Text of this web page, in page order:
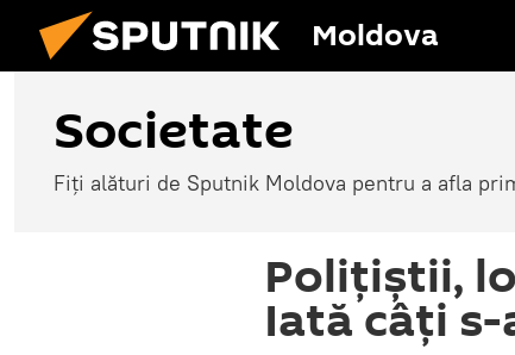
Moldova
Societate
Fiți alături de Sputnik Moldova pentru a afla
Polițiștii,
Iată câți